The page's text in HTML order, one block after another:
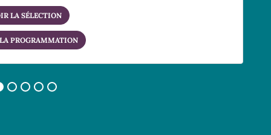
LA SÉLECTION
PROGRAMMATION